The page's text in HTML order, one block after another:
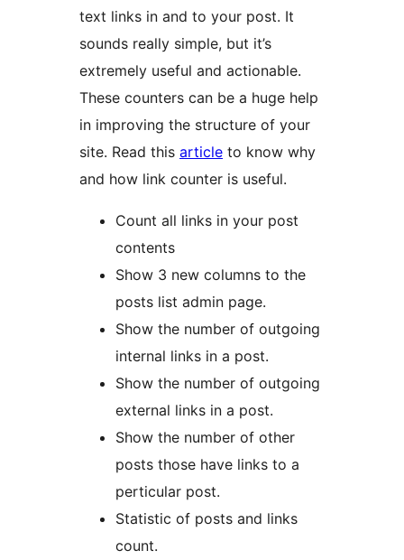
text links in and to your post. It
sounds really simple, but it’s
extremely useful and actionable.
These counters can be a huge help
in improving the structure of your
site. Read this article to know why
and how link counter is useful.
Count all links in your post
contents
Show 3 new columns to the
posts list admin page.
Show the number of outgoing
internal links in a post.
Show the number of outgoing
external links in a post.
Show the number of other
posts those have links to a
perticular post.
Statistic of posts and links
count.